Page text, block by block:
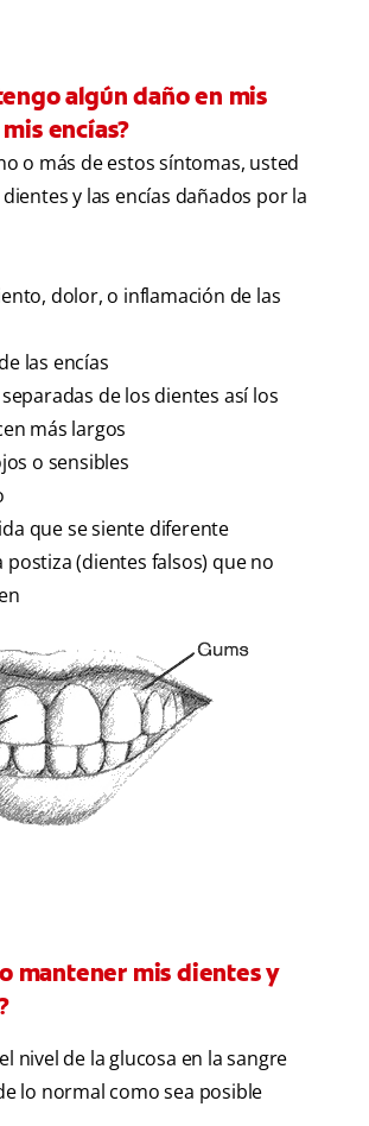
algún daño en mis
encías?
o más de estos síntomas, usted
y las encías dañados por la
dolor, o inflamación de las
las encías
de los dientes así los
más largos
o sensibles
que se siente diferente
postiza (dientes falsos) que no
mantener mis dientes y
nivel de la glucosa en la sangre
lo normal como sea posible